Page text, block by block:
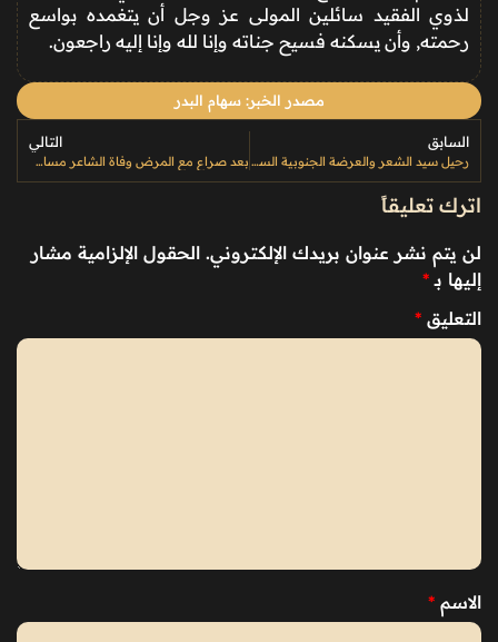
لذوي الفقيد سائلين المولى عز وجل أن يتغمده بواسع
رحمته, وأن يسكنه فسيح جناته وإنا لله وإنا إليه راجعون.
مصدر الخبر: سهام البدر
السابق
رحيل سيد الشعر والعرضة الجنوبية السعودي “محمد الزهراني”
التالي
بعد صراع مع المرض وفاة الشاعر مساعد الرشيدي
اترك تعليقاً
لن يتم نشر عنوان بريدك الإلكتروني. الحقول الإلزامية مشار
إليها بـ *
التعليق *
الاسم *